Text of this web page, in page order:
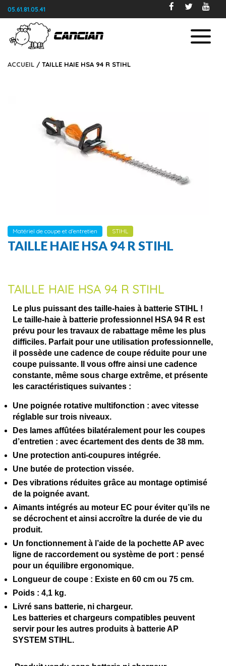
05.61.81.05.41
ACCUEIL / TAILLE HAIE HSA 94 R STIHL
Matériel de coupe et d'entretien STIHL
TAILLE HAIE HSA 94 R STIHL
TAILLE HAIE HSA 94 R STIHL
Le plus puissant des taille-haies à batterie STIHL !
Le taille-haie à batterie professionnel HSA 94 R est
prévu pour les travaux de rabattage même les plus
difficiles. Parfait pour une utilisation professionnelle,
il possède une cadence de coupe réduite pour une
coupe puissante. Il vous offre ainsi une cadence
constante, même sous charge extrême, et présente
les caractéristiques suivantes :
Une poignée rotative multifonction : avec vitesse
réglable sur trois niveaux.
Des lames affûtées bilatéralement pour les coupes
d’entretien : avec écartement des dents de 38 mm.
Une protection anti-coupures intégrée.
Une butée de protection vissée.
Des vibrations réduites grâce au montage optimisé
de la poignée avant.
Aimants intégrés au moteur EC pour éviter qu’ils ne
se décrochent et ainsi accroître la durée de vie du
produit.
Un fonctionnement à l’aide de la pochette AP avec
ligne de raccordement ou système de port : pensé
pour un équilibre ergonomique.
Longueur de coupe : Existe en 60 cm ou 75 cm.
Poids : 4,1 kg.
Livré sans batterie, ni chargeur.
Les batteries et chargeurs compatibles peuvent
servir pour les autres produits à batterie AP
SYSTEM STIHL.